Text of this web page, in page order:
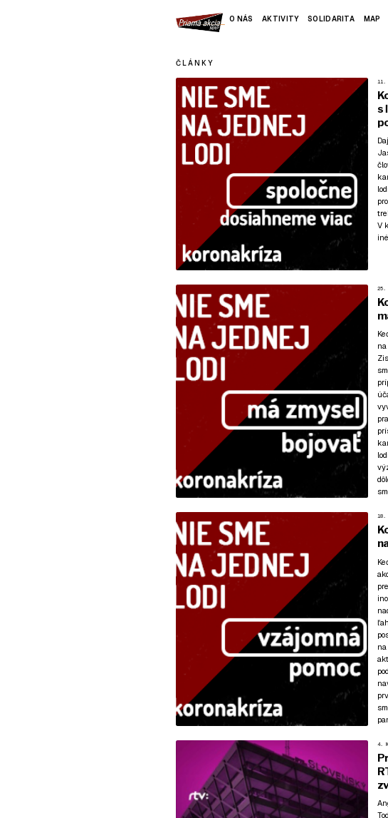
O NÁS AKTIVITY SOLIDARITA MAP
ČLÁNKY
11.
s
V
25.
18.
4.